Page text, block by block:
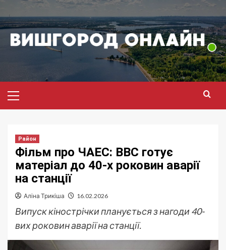
до
вмісту
меню
Район
Фільм про ЧАЕС: BBC готує
матеріал до 40-х роковин аварії
на станції
Аліна Трикіша 16.02.2026
Випуск кінострічки планується з нагоди 40-
вих роковин аварії на станції.